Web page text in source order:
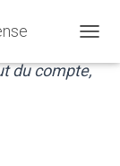
LA
du compte,